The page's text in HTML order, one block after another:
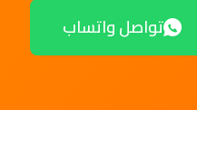
تواصل واتساب